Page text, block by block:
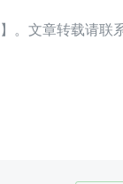
】。文章转载请联